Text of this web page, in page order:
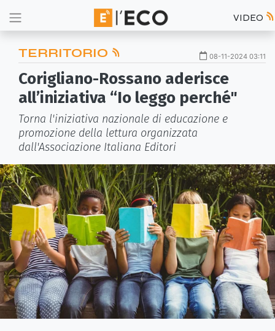
VIDEO
TERRITORIO 08-11-2024 03:11
Corigliano-Rossano aderisce
all’iniziativa “Io leggo perché"
Torna l'iniziativa nazionale di educazione e
promozione della lettura organizzata
dall'Associazione Italiana Editori